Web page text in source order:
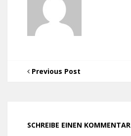
Previous Post
SCHREIBE EINEN KOMMENTAR